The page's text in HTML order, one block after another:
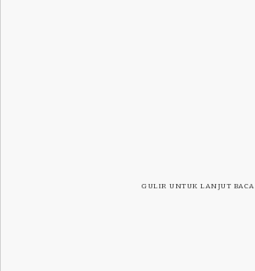
GULIR UNTUK LANJUT BACA